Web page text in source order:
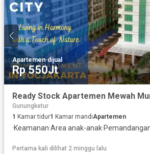
Apartemen·dijual
Rp 550Jt
Gunungketur
1 Kamar tidur1 Kamar mandiApartemen
·Keamanan·Area anak-anak·
Pertama kali dilihat 2 minggu lalu